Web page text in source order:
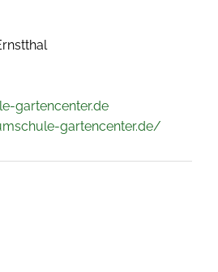
gartencenter.de
gartencenter.de/